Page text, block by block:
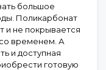
большое
Поликарбонат
и не покрывается
временем. А
и доступная
готовую